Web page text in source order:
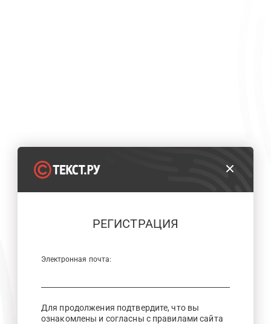
РЕГИСТРАЦИЯ
Электронная почта:
Для продолжения подтвердите, что вы
ознакомлены и согласны с правилами сайта